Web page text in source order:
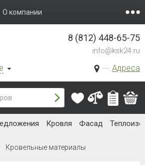
О компании
Адреса
8 (812) 448-65-75
info@ksk24.ru
Кровля Фасад
Кровельные материалы